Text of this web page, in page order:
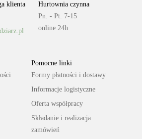
klienta
Hurtownia czynna
Pn. - Pt. 7-15
online 24h
Pomocne linki
Formy płatności i dostawy
Informacje logistyczne
Oferta współpracy
Składanie i realizacja
zamówień